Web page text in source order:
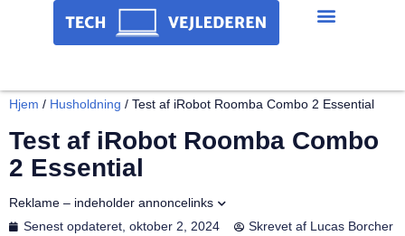
Hjem / Husholdning / Test af iRobot Roomba Combo 2 Essential
Test af iRobot Roomba Combo
2 Essential
Senest opdateret, oktober 2, 2024 Skrevet af Lucas Borcher
Reklame – indeholder annoncelinks